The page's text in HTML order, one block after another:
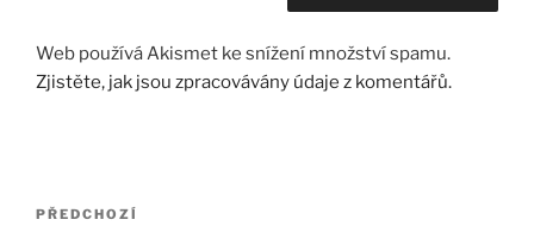
Web používá Akismet ke snížení množství spamu.
Zjistěte, jak jsou zpracovávány údaje z komentářů.
Navigace
Předchozí
PŘEDCHOZÍ